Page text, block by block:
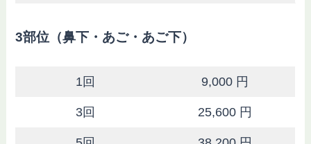
3部位（鼻下・あご・あご下）
1回 9,000 円
3回 25,600 円